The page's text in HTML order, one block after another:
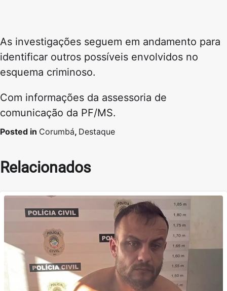
As investigações seguem em andamento para
identificar outros possíveis envolvidos no
esquema criminoso.
Com informações da assessoria de
comunicação da PF/MS.
Posted in Corumbá, Destaque
Relacionados